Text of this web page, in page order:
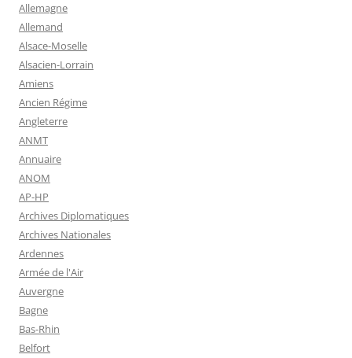
Allemagne
Allemand
Alsace-Moselle
Alsacien-Lorrain
Amiens
Ancien Régime
Angleterre
ANMT
Annuaire
ANOM
AP-HP
Archives Diplomatiques
Archives Nationales
Ardennes
Armée de l'Air
Auvergne
Bagne
Bas-Rhin
Belfort